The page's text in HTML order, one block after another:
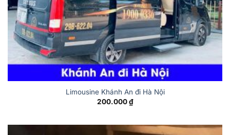
Limousine Khánh An đi Hà Nội
200.000₫